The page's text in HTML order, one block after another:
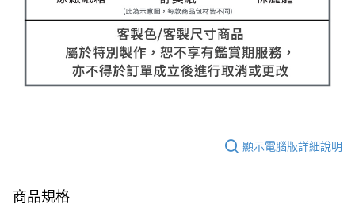
顯示電腦版詳細說明
商品規格